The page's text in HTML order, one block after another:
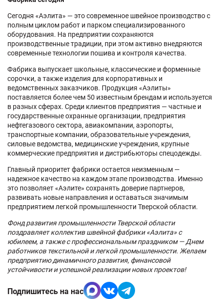
Сегодня «Аэлита» — это современное швейное производство с
полным циклом работ и парком специализированного
оборудования. На предприятии сохраняются
производственные традиции, при этом активно внедряются
современные технологии пошива и контроля качества.
Фабрика выпускает школьные, классические и форменные
сорочки, а также изделия для корпоративных и
ведомственных заказчиков. Продукция «Аэлиты»
поставляется более чем 50 известным брендам и используется
в разных сферах. Среди клиентов предприятия — частные и
государственные охранные организации, предприятия
нефтегазового сектора, авиакомпании, аэропорты,
транспортные компании, образовательные учреждения,
силовые ведомства, медицинские учреждения, крупные
коммерческие предприятия и дистрибьюторы спецодежды.
Главный приоритет фабрики остается неизменным —
надежное качество на каждом этапе производства. Именно
это позволяет «Аэлите» сохранять доверие партнеров,
развивать новые направления и оставаться значимым
предприятием легкой промышленности Тверской области.
Фонд развития промышленности Тверской области
поздравляет коллектив швейной фабрики «Аэлита» с
юбилеем, а также с профессиональным праздником — Днем
работников текстильной и легкой промышленности. Желаем
предприятию динамичного развития, финансовой
устойчивости и успешной реализации новых проектов!
Подпишитесь на нас